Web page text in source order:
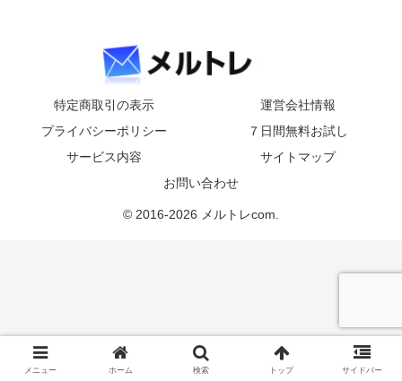
特定商取引の表示
運営会社情報
プライバシーポリシー
７日間無料お試し
サービス内容
サイトマップ
お問い合わせ
© 2016-2026 メルトレcom.
メニュー ホーム 検索 トップ サイドバー